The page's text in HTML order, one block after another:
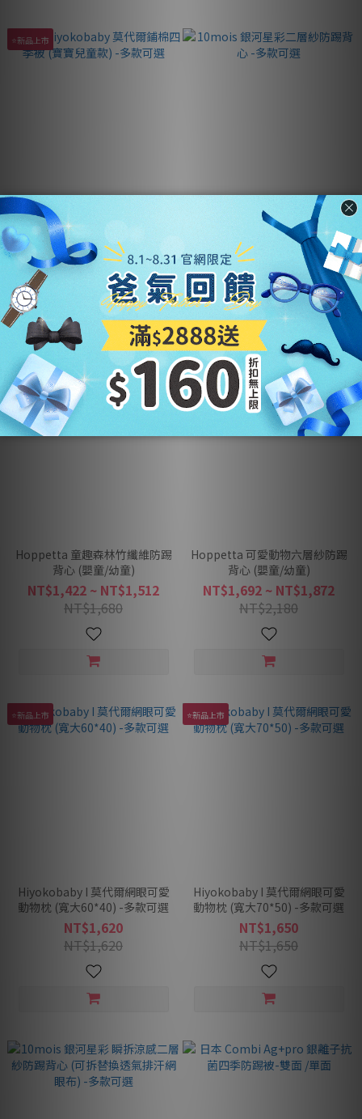
⭐新品上市
韓國 Hiyokobaby 莫代爾鋪棉
四季被 (寶寶兒童款) -多款可選
NT$2,280
NT$2,280
10mois 銀河星彩二層紗防踢背
心 -多款可選
NT$1,512 ~ NT$1,692
NT$1,880
Hoppetta 童趣森林竹纖維防踢
背心 (嬰童/幼童)
NT$1,422 ~ NT$1,512
NT$1,680
Hoppetta 可愛動物六層紗防踢
背心 (嬰童/幼童)
NT$1,692 ~ NT$1,872
NT$2,180
⭐新品上市
Hiyokobaby I 莫代爾網眼可愛
動物枕 (寬大60*40) -多款可選
NT$1,620
NT$1,620
⭐新品上市
Hiyokobaby I 莫代爾網眼可愛
動物枕 (寬大70*50) -多款可選
NT$1,650
NT$1,650